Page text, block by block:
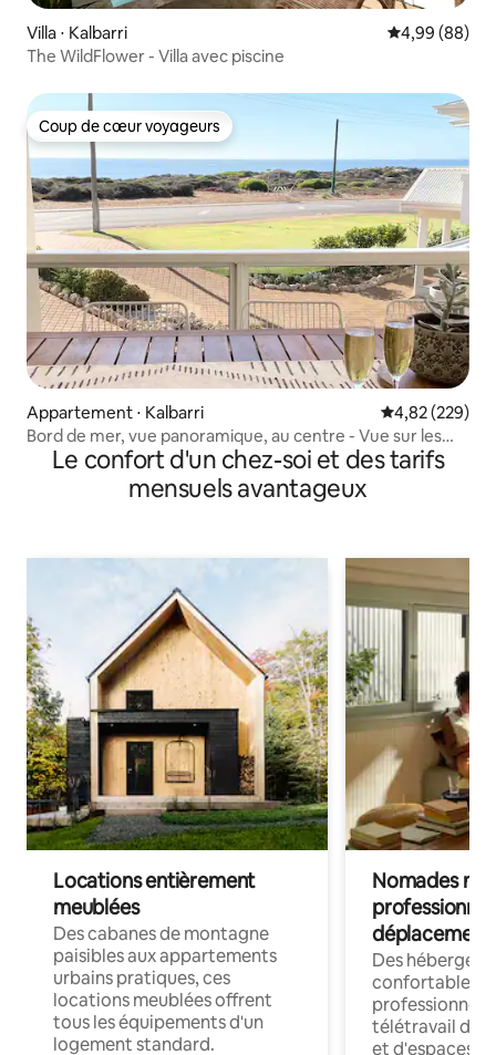
Villa ⋅ Kalbarri Évaluation
4,99 (88)
The WildFlower - Villa avec piscine
Coup de cœur voyageurs
Coup de cœur voyageurs
Appartement ⋅ Kalbarri Évaluation
4,82 (229)
Bord de mer, vue panoramique, au centre - Vue sur les
marins
Le confort d'un chez-soi et des tarifs
mensuels avantageux
Locations entièrement
meublées
Des cabanes de montagne
paisibles aux appartements
urbains pratiques, ces
locations meublées offrent
tous les équipements d'un
logement standard.
Nomades
déplacement
Des
confortables
professionnels
télétravail
et d'espaces